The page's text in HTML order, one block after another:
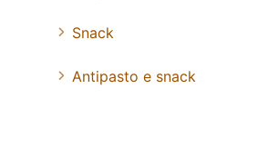
Snack
Antipasto e snack